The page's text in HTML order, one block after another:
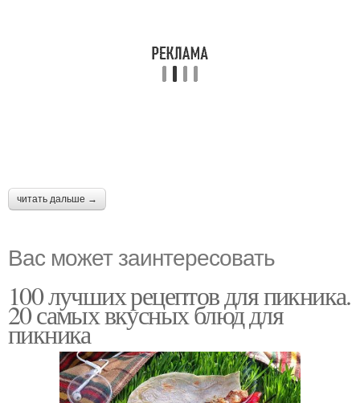
читать дальше →
Вас может заинтересовать
100 лучших рецептов для пикника.
20 самых вкусных блюд для
пикника